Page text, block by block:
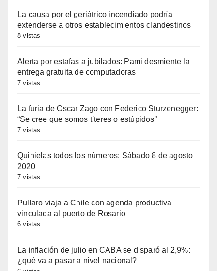
La causa por el geriátrico incendiado podría
extenderse a otros establecimientos clandestinos
8 vistas
Alerta por estafas a jubilados: Pami desmiente la
entrega gratuita de computadoras
7 vistas
La furia de Oscar Zago con Federico Sturzenegger:
“Se cree que somos títeres o estúpidos”
7 vistas
Quinielas todos los números: Sábado 8 de agosto
2020
7 vistas
Pullaro viaja a Chile con agenda productiva
vinculada al puerto de Rosario
6 vistas
La inflación de julio en CABA se disparó al 2,9%:
¿qué va a pasar a nivel nacional?